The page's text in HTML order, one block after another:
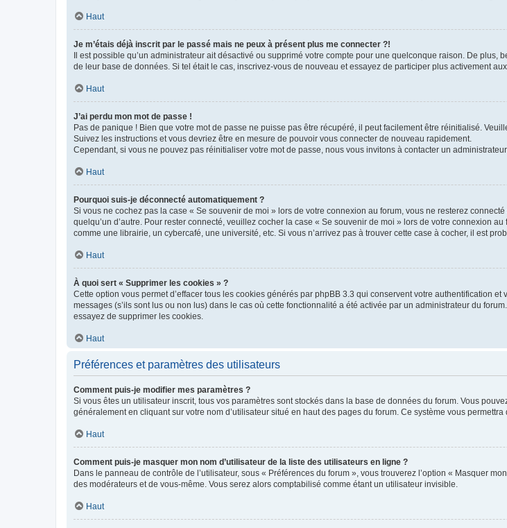
Haut
Je m’étais déjà inscrit par le passé mais ne peux à présent plus me connecter ?!
Il est possible qu’un administrateur ait désactivé ou supprimé votre compte pour une quelconque raison. De
de leur base de données. Si tel était le cas, inscrivez-vous de nouveau et essayez de participer plus activement
Haut
J’ai perdu mon mot de passe !
Pas de panique ! Bien que votre mot de passe ne puisse pas être récupéré, il peut facilement être réinitialisé.
Suivez les instructions et vous devriez être en mesure de pouvoir vous connecter de nouveau rapidement.
Cependant, si vous ne pouvez pas réinitialiser votre mot de passe, nous vous invitons à contacter un administrateur
Haut
Pourquoi suis-je déconnecté automatiquement ?
Si vous ne cochez pas la case « Se souvenir de moi » lors de votre connexion au forum, vous ne resterez
quelqu’un d’autre. Pour rester connecté, veuillez cocher la case « Se souvenir de moi » lors de votre connexion
comme une librairie, un cybercafé, une université, etc. Si vous n’arrivez pas à trouver cette case à cocher, il est
Haut
À quoi sert « Supprimer les cookies » ?
Cette option vous permet d’effacer tous les cookies générés par phpBB 3.3 qui conservent votre authentification
messages (s’ils sont lus ou non lus) dans le cas où cette fonctionnalité a été activée par un administrateur du
essayez de supprimer les cookies.
Haut
Préférences et paramètres des utilisateurs
Comment puis-je modifier mes paramètres ?
Si vous êtes un utilisateur inscrit, tous vos paramètres sont stockés dans la base de données du forum. Vous
généralement en cliquant sur votre nom d’utilisateur situé en haut des pages du forum. Ce système vous
Haut
Comment puis-je masquer mon nom d’utilisateur de la liste des utilisateurs en ligne ?
Dans le panneau de contrôle de l’utilisateur, sous « Préférences du forum », vous trouverez l’option « Masquer
des modérateurs et de vous-même. Vous serez alors comptabilisé comme étant un utilisateur invisible.
Haut